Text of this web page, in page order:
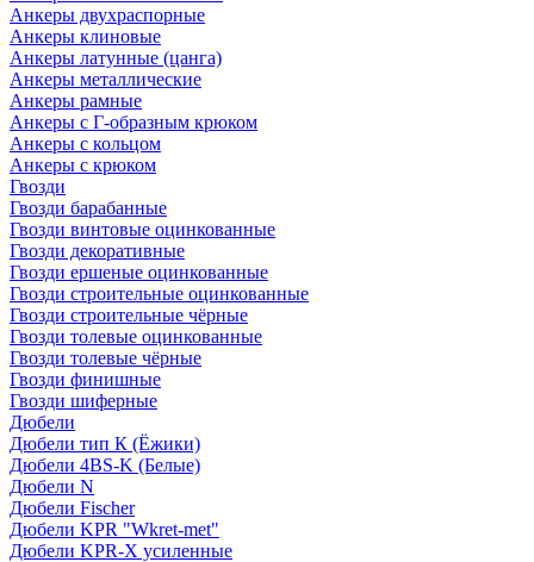
Анкеры двухраспорные
Анкеры клиновые
Анкеры латунные (цанга)
Анкеры металлические
Анкеры рамные
Анкеры с Г-образным крюком
Анкеры с кольцом
Анкеры с крюком
Гвозди
Гвозди барабанные
Гвозди винтовые оцинкованные
Гвозди декоративные
Гвозди ершеные оцинкованные
Гвозди строительные оцинкованные
Гвозди строительные чёрные
Гвозди толевые оцинкованные
Гвозди толевые чёрные
Гвозди финишные
Гвозди шиферные
Дюбели
Дюбели тип К (Ёжики)
Дюбели 4BS-K (Белые)
Дюбели N
Дюбели Fischer
Дюбели KPR "Wkret-met"
Дюбели KPR-Х усиленные